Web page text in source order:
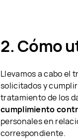
2. Cómo
Llevamos a cabo el
solicitados y
tratamiento de los
cumplimiento
personales en
correspondiente.